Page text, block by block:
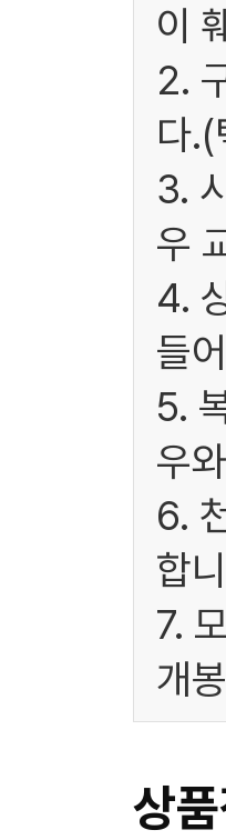
이
2.
다
3.
우
4.
들
5.
우
6.
합
7.
개
상